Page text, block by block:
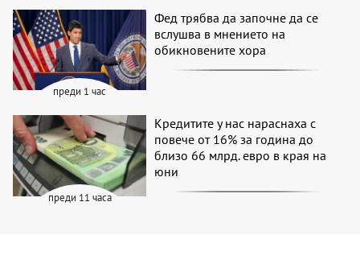
преди 1 час
Фед трябва да започне да се
вслушва в мнението на
обикновените хора
преди 11 часа
Кредитите у нас нараснаха с
повече от 16% за година до
близо 66 млрд. евро в края на
юни